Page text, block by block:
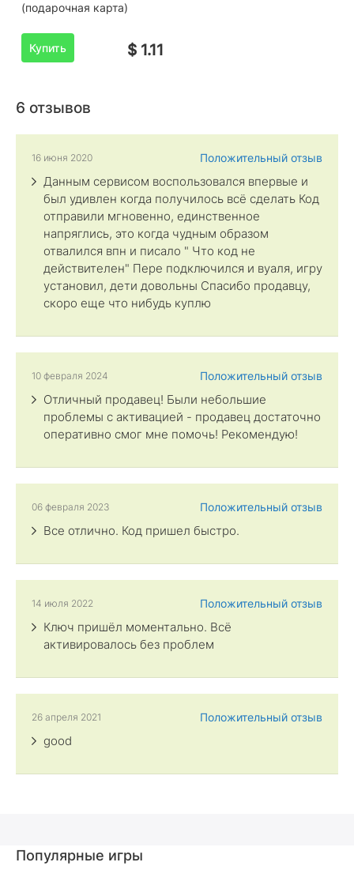
(подарочная карта)
Купить $ 1.11
6 отзывов
Положительный отзыв
16 июня 2020
Данным сервисом воспользовался впервые и
был удивлен когда получилось всё сделать Код
отправили мгновенно, единственное
напряглись, это когда чудным образом
отвалился впн и писало " Что код не
действителен" Пере подключился и вуаля, игру
установил, дети довольны Спасибо продавцу,
скоро еще что нибудь куплю
Положительный отзыв
10 февраля 2024
Отличный продавец! Были небольшие
проблемы с активацией - продавец достаточно
оперативно смог мне помочь! Рекомендую!
Положительный отзыв
06 февраля 2023
Все отлично. Код пришел быстро.
Положительный отзыв
14 июля 2022
Ключ пришёл моментально. Всё
активировалось без проблем
Положительный отзыв
26 апреля 2021
good
Популярные игры